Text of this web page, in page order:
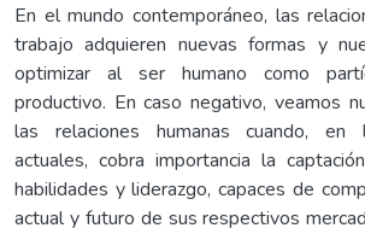
En el mundo contemporáneo, las
trabajo adquieren nuevas formas y
optimizar al ser humano como
productivo. En caso negativo, veamos
las relaciones humanas cuando, en
actuales, cobra importancia la
habilidades y liderazgo, capaces de
actual y futuro de sus respectivos